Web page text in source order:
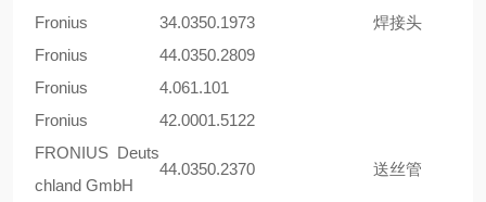
Fronius
34.0350.1973
焊接头
Fronius
44.0350.2809
Fronius
4.061.101
Fronius
42.0001.5122
FRONIUS Deuts
chland GmbH
44.0350.2370 送丝管